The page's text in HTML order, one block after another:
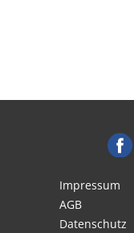
Impressum
AGB
Datenschutz